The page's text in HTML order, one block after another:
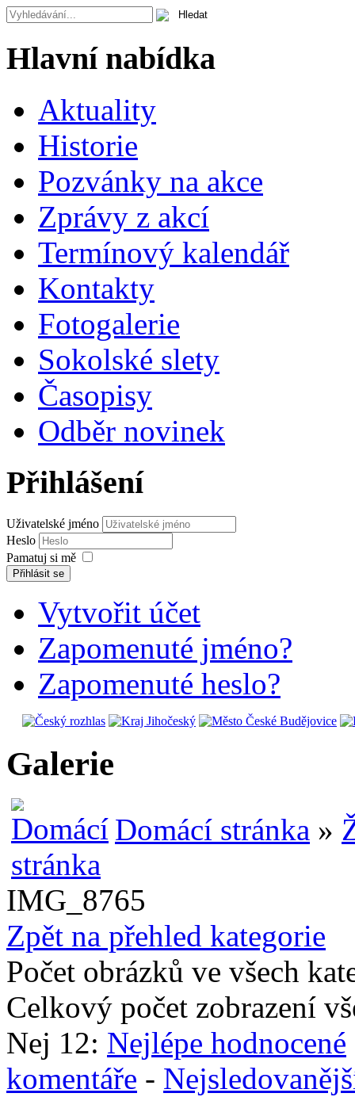
Hlavní nabídka
Aktuality
Historie
Pozvánky na akce
Zprávy z akcí
Termínový kalendář
Kontakty
Fotogalerie
Sokolské slety
Časopisy
Odběr novinek
Přihlášení
Uživatelské jméno
Heslo
Pamatuj si mě
Přihlásit se
Vytvořit účet
Zapomenuté jméno?
Zapomenuté heslo?
Galerie
Domácí stránka »
IMG_8765
Zpět na přehled kategorie
Počet obrázků ve všech
Celkový počet zobrazení
Nej 12: Nejlépe hodnocené
komentáře -